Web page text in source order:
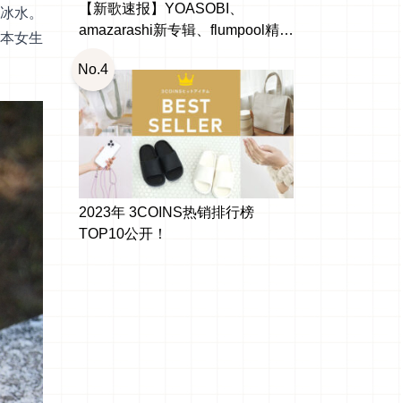
水。
女生
【新歌速报】YOASOBI、
amazarashi新专辑、flumpool精选
No.4
2023年 3COINS热销排行榜
TOP10公开！